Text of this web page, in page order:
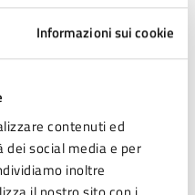
Informazioni sui cookie
contenuti ed
social media e per
inoltre
nel-
nel-